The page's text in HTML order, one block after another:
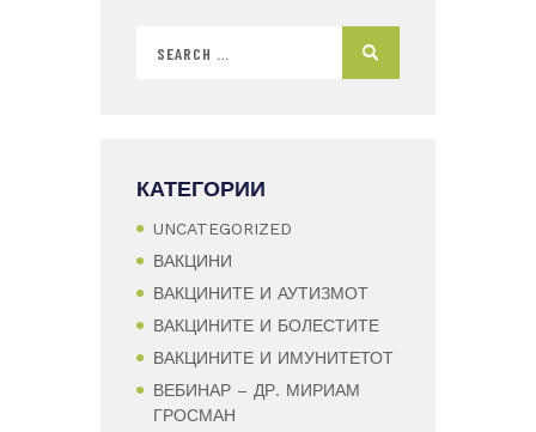
КАТЕГОРИИ
UNCATEGORIZED
ВАКЦИНИ
ВАКЦИНИТЕ И АУТИЗМОТ
ВАКЦИНИТЕ И БОЛЕСТИТЕ
ВАКЦИНИТЕ И ИМУНИТЕТОТ
ВЕБИНАР – ДР. МИРИАМ
ГРОСМАН